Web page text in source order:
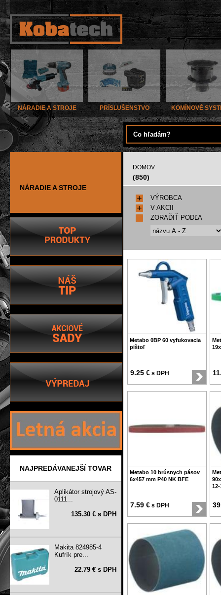
NÁRADIE A STROJE PRÍSLUŠENSTVO KOMÍNOVÉ
NÁRADIE A STROJE
NAJPREDÁVANEJŠÍ TOVAR
Aplikátor strojový AS-
0111...
135.30 € s DPH
Makita 824985-4
Kufrík pre...
22.79 € s DPH
DOMOV
(850)
VÝROBCA
V AKCII
ZORAĎIŤ PODĽA
Metabo 0BP 60 vyfukovacia
pištoľ
9.25 € s DPH
Metabo 10 brúsnych pásov
6x457 mm P40 NK BFE
7.59 € s DPH
12-